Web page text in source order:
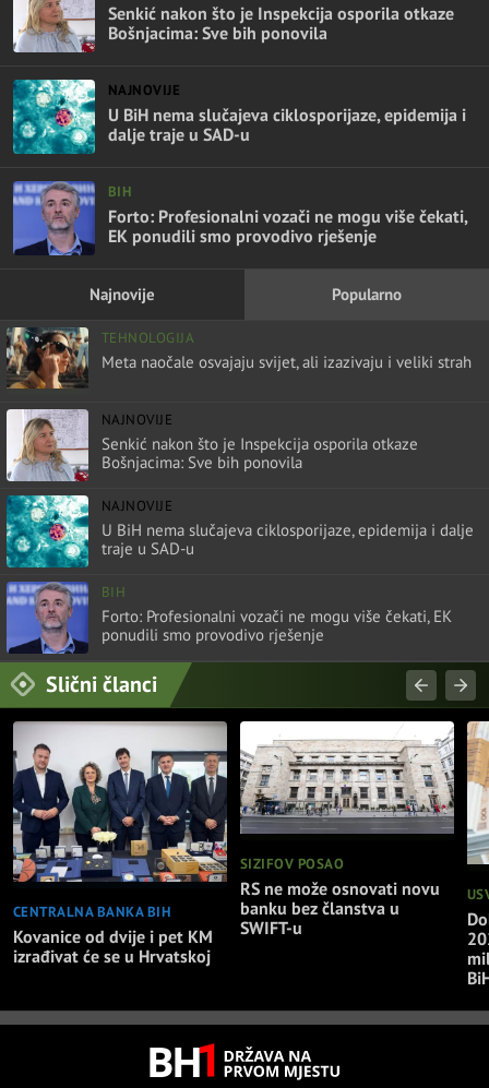
Senkić nakon što je Inspekcija osporila otkaze
Bošnjacima: Sve bih ponovila
NAJNOVIJE
U BiH nema slučajeva ciklosporijaze, epidemija i
dalje traje u SAD-u
BIH
Forto: Profesionalni vozači ne mogu više čekati,
EK ponudili smo provodivo rješenje
Najnovije Popularno
TEHNOLOGIJA
Meta naočale osvajaju svijet, ali izazivaju i veliki strah
NAJNOVIJE
Senkić nakon što je Inspekcija osporila otkaze
Bošnjacima: Sve bih ponovila
NAJNOVIJE
U BiH nema slučajeva ciklosporijaze, epidemija i dalje
traje u SAD-u
BIH
Forto: Profesionalni vozači ne mogu više čekati, EK
ponudili smo provodivo rješenje
Slični članci
CENTRALNA BANKA BIH
Kovanice od dvije i pet KM
izrađivat će se u Hrvatskoj
SIZIFOV POSAO
RS ne može osnovati novu
banku bez članstva u
SWIFT-u